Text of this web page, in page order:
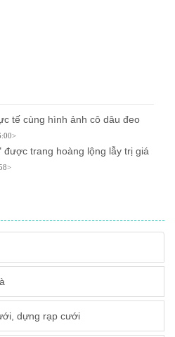
tế cùng hình ảnh cô dâu đeo
trang hoàng lộng lẫy trị giá
dựng rạp cưới